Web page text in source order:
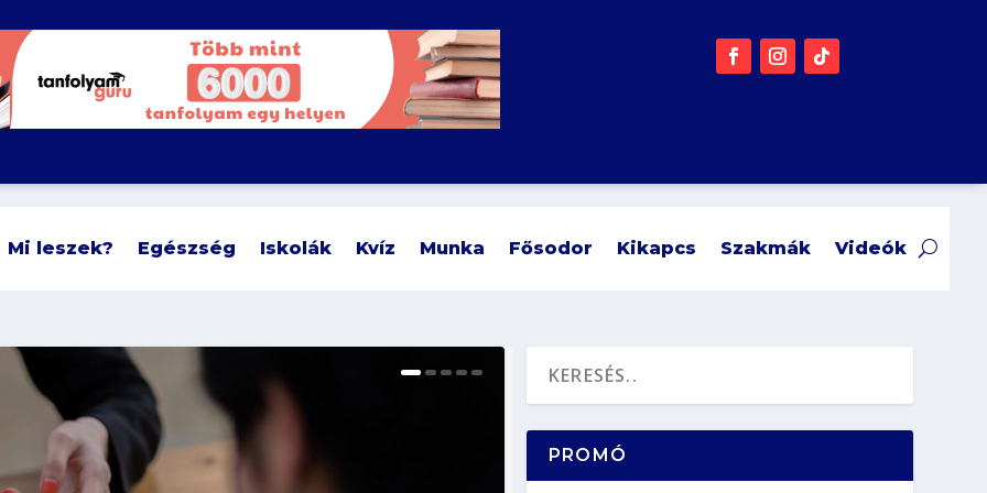
Mi leszek? Egészség Iskolák Kvíz Munka Fősodor Kikapcs Szakmák Videók
PROMÓ